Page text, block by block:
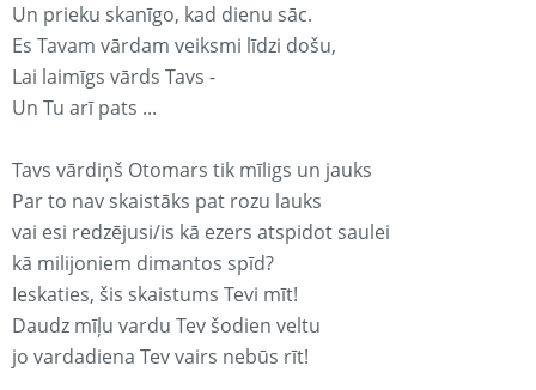
Un prieku skanīgo, kad dienu sāc.
Es Tavam vārdam veiksmi līdzi došu,
Lai laimīgs vārds Tavs -
Un Tu arī pats ...
Tavs vārdiņš Otomars tik mīligs un jauks
Par to nav skaistāks pat rozu lauks
vai esi redzējusi/is kā ezers atspidot saulei
kā milijoniem dimantos spīd?
Ieskaties, šis skaistums Tevi mīt!
Daudz mīļu vardu Tev šodien veltu
jo vardadiena Tev vairs nebūs rīt!